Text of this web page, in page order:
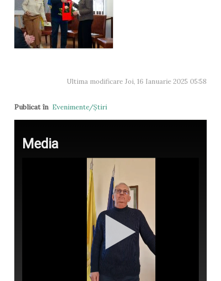
Ultima modificare Joi, 16 Ianuarie 2025 05:58
Publicat în Evenimente/Ştiri
Media